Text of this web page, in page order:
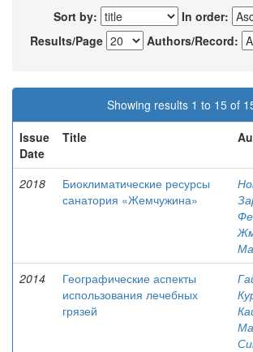
Sort by:
In order:
Results/Page
Authors/Record:
Showing results 1 to 15 of
Issue
Date
Title
2018
Биоклиматические ресурсы
санатория «Жемчужина»
2014
Географические аспекты
использования лечебных
грязей